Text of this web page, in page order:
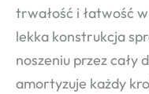
trwałość i łatwość
lekka konstrukcja
noszeniu przez cały
amortyzuje każdy